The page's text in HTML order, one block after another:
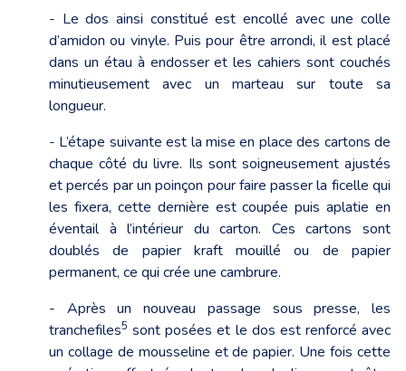
- Le dos ainsi constitué est encollé avec une colle
d’amidon ou vinyle. Puis pour être arrondi, il est placé
dans un étau à endosser et les cahiers sont couchés
minutieusement avec un marteau sur toute sa
longueur.
- L’étape suivante est la mise en place des cartons de
chaque côté du livre. Ils sont soigneusement ajustés
et percés par un poinçon pour faire passer la ficelle qui
les fixera, cette dernière est coupée puis aplatie en
éventail à l’intérieur du carton. Ces cartons sont
doublés de papier kraft mouillé ou de papier
permanent, ce qui crée une cambrure.
- Après un nouveau passage sous presse, les
tranchefiles5 sont posées et le dos est renforcé avec
un collage de mousseline et de papier. Une fois cette